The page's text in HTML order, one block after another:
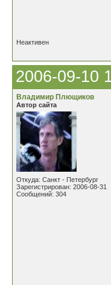
Неактивен
2006-09-10
Владимир Плющиков
Автор сайта
Откуда: Санкт - Петербург
Зарегистрирован: 2006-08-31
Сообщений: 304